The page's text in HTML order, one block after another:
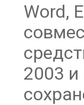
Word,
2003